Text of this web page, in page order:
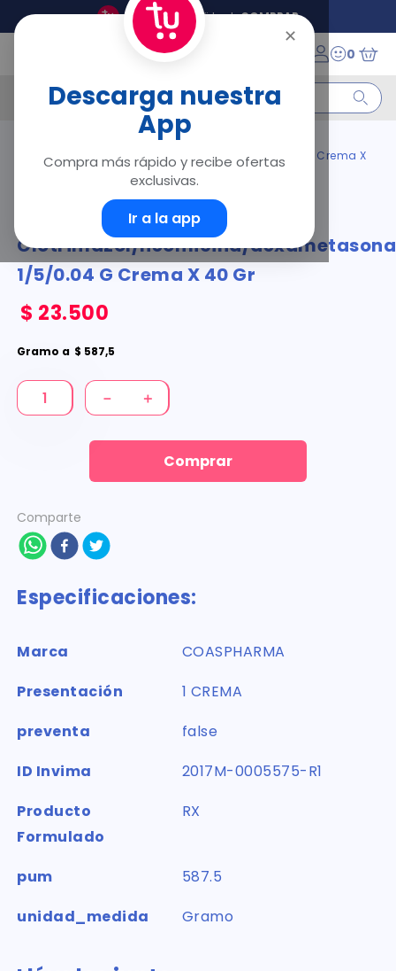
Tu Droguería Virtual COMPRAR
0
¿Qué estás buscando?
✕
Descarga nuestra
App
Compra más rápido y recibe ofertas
exclusivas.
Ir a la app
Dermatológicos
Clotrimazol/neomicina/dexametasona 1/5/0.04 G Crema X
Dermaskin
Clotrimazol/neomicina/dexametasona
1/5/0.04 G Crema X 40 Gr
$ 23.500
Gramo a $ 587,5
＋
－
Comprar
Comparte
Especificaciones:
Marca
COASPHARMA
Presentación
1 CREMA
preventa
false
ID Invima
2017M-0005575-R1
Producto
Formulado
RX
pum
587.5
unidad_medida
Gramo
Términos Más Buscados
.
floratil
marimer
mounjaro
5.
forz
6.
acetaminofén
7.
pañales
8.
wegovy
9.
cyclofem